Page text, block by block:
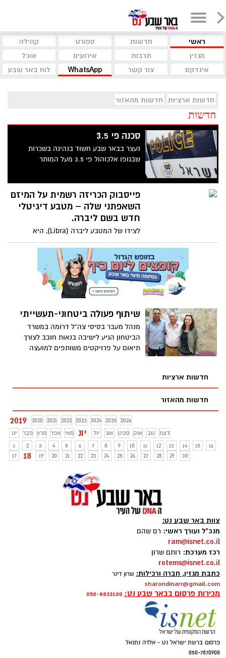
ראשי חדשות ספורט
קהילה
מגזין
תרבות אירועים
אוכל
אינדקס
צור קשר WhatsApp לוח באר שבע
חדשות ארציות חדשות מהאזור
חדשות
סכנה פי 3.5
נעצר בבאר שבע חשוד בנהיגה בשכרות
שבגופו אלכוהול פי 3.5 מעל המותר
פייסבוק הכריזה רשמית על המיזם
השאפתני שלה – מטבע דיגיטלי
חדש בשם ליברה.
לצידו של המטבע ליברה (Libra), היא
מאפשרת שירות תשלומים בשם קליברה
(Calibra), שיאפשר העברת כספים ללא
עמלות, וייכלל באפליקציות וואטסאפ
ופייסבוק מסנג'ר. המטבע החדש והשירות
יושקו בשנה הבאה.
שיתוף פעולה ביטחוני-תעשייתי
מנהל מעבר בסיסי צה"ל דרומה במשרד
הביטחון הגיע לישיבה בנאות חובב לצורך
תיאום על פרויקטים משותפים למועצה
חדשות ארציות
חדשות מהאזור
2019 2020 2021 2022 2023 2024 2025
2026
ינו
פבר מרץ אפר מאי יונ יול אוג ספט אוק נוב
דצמ
1
2 3 4 5 6 7 8 9 10 11 12 13 14 15
16
17
18 19 20 21 22 23 24 25 26 27 28 29 30
צוות באר שבע נט:
מנכ"ל ועורך ראשי: רם שהם
ram@isnet.co.il
רכז מערכת: רותם שרון
rotems@isnet.co.il
כתבת מגזין, חברה ורכילות: שרון דינר
sharondinarr@gmail.com
מכירות פרסום בבאר שבע נט: 050-8833100
פרסום ברשת ישראל נט - אלדה נתנאל
050-7870908